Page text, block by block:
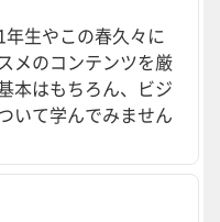
年生やこの春久々に
メのコンテンツを厳
本はもちろん、ビジ
いて学んでみません